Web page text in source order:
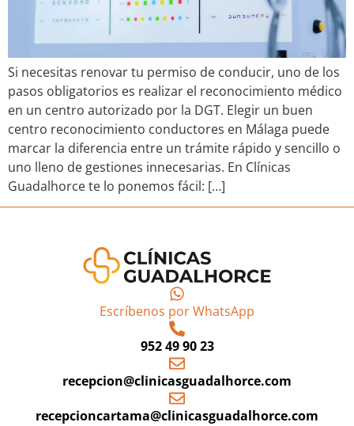
Si necesitas renovar tu permiso de conducir, uno de los
pasos obligatorios es realizar el reconocimiento médico
en un centro autorizado por la DGT. Elegir un buen
centro reconocimiento conductores en Málaga puede
marcar la diferencia entre un trámite rápido y sencillo o
uno lleno de gestiones innecesarias. En Clínicas
Guadalhorce te lo ponemos fácil: […]
Escríbenos por WhatsApp
952 49 90 23
recepcion@clinicasguadalhorce.com
recepcioncartama@clinicasguadalhorce.com